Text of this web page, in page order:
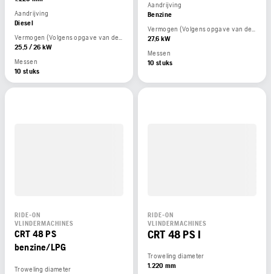
Aandrijving
Diesel
Vermogen (Volgens opgave van de motorfabrikant)
25,5 / 26 kW
Messen
10 stuks
Aandrijving
Benzine
Vermogen (Volgens opgave van de motorfabrikant)
27,6 kW
Messen
10 stuks
RIDE-ON
VLINDERMACHINES
CRT 48 PS
benzine/LPG
Troweling diameter
RIDE-ON
VLINDERMACHINES
CRT 48 PS I
Troweling diameter
1.220 mm